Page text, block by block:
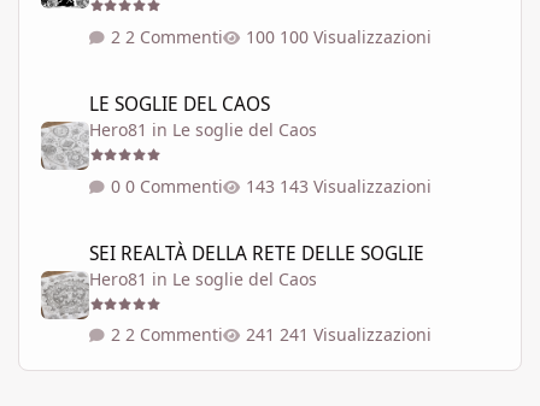
2 Commenti 100 Visualizzazioni
LE SOGLIE DEL CAOS
Hero81 in Le soglie del Caos
0 Commenti 143 Visualizzazioni
SEI REALTÀ DELLA RETE DELLE SOGLIE
Hero81 in Le soglie del Caos
2 Commenti 241 Visualizzazioni